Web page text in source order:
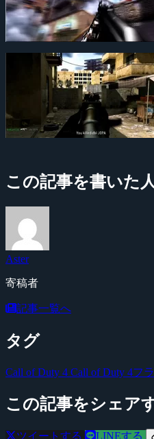
この記事を書いた人
Aster
寄稿者
記事一覧へ
タグ
Call of Duty 4 Call of Duty 4フ
この記事をシェア
ツイートする LINEする